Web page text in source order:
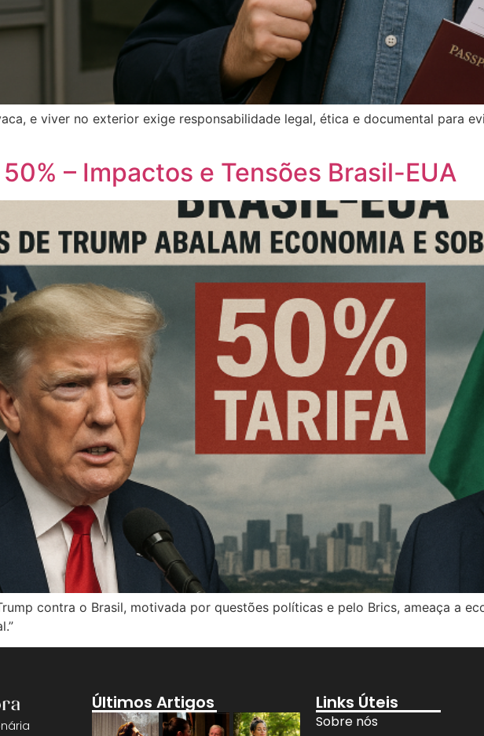
e viver no exterior exige responsabilidade legal, ética e documental para
– Impactos e Tensões Brasil-EUA
contra o Brasil, motivada por questões políticas e pelo Brics, ameaça a
Últimos Artigos Links Úteis
Sobre nós